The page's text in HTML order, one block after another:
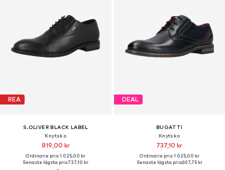
REA
S.OLIVER BLACK LABEL
Knytsko
819,00 kr
Ordinarie pris: 1 025,00 kr
Senaste lägsta pris:737,10 kr
DEAL
BUGATTI
Knytsko
737,10 kr
Ordinarie pris: 1 025,00 kr
Senaste lägsta pris:607,75 kr